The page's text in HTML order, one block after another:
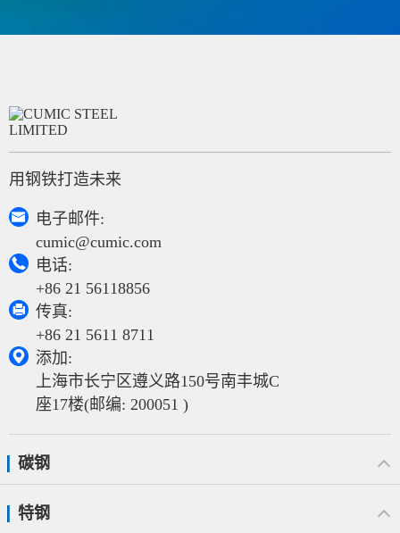
用钢铁打造未来

电子邮件:
cumic@cumic.com

电话:
+86 21 56118856

传真:
+86 21 5611 8711

添加:
上海市长宁区遵义路150号南丰城C
座17楼(邮编: 200051 )
碳钢
特钢